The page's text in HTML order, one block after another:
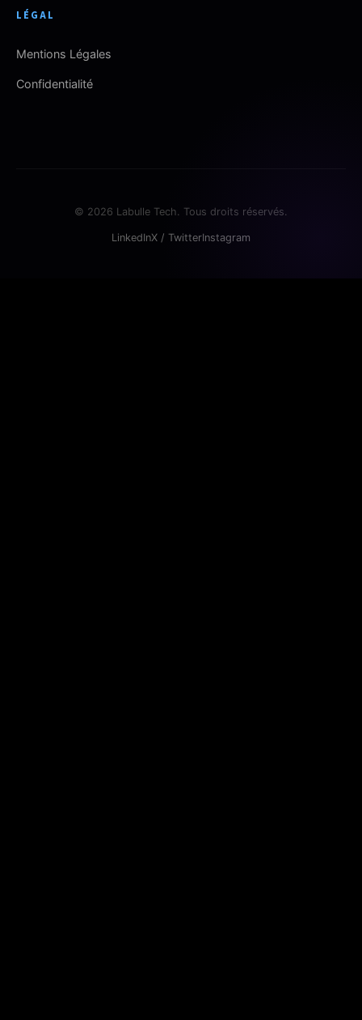
LÉGAL
Mentions Légales
Confidentialité
© 2026 Labulle Tech. Tous droits réservés.
LinkedInX / TwitterInstagram